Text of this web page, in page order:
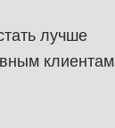
лучше
клиентам